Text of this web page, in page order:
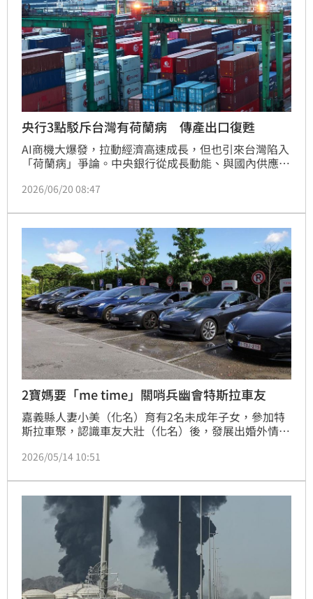
央行3點駁斥台灣有荷蘭病 傳產出口復甦
AI商機大爆發，拉動經濟高速成長，但也引來台灣陷入
「荷蘭病」爭論。中央銀行從成長動能、與國內供應鏈
表現分化非台灣獨有，日、韓也因受到中國低價傾銷等
經逐步復甦。
2026/06/20 08:47
2寶媽要「me time」關哨兵幽會特斯拉車友
嘉義縣人妻小美（化名）育有2名未成年子女，參加特
斯拉車聚，認識車友大壯（化名）後，發展出婚外情；
模式」和「車廂鏡頭」等無法使用，還藉口稱需要
怒告兩人，獲賠40萬元，可上訴。
2026/05/14 10:51